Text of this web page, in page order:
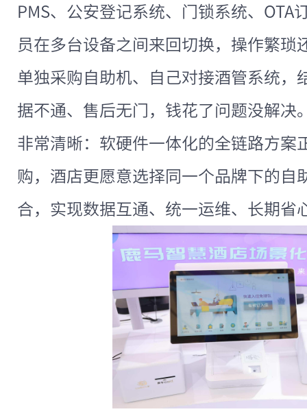
PMS、公安登记系统、门锁系统、OTA
员在多台设备之间来回切换，操作繁琐
单独采购自助机、自己对接酒管系统，
据不通、售后无门，钱花了问题没解决
非常清晰：软硬件一体化的全链路方案
购，酒店更愿意选择同一个品牌下的自
合，实现数据互通、统一运维、长期省